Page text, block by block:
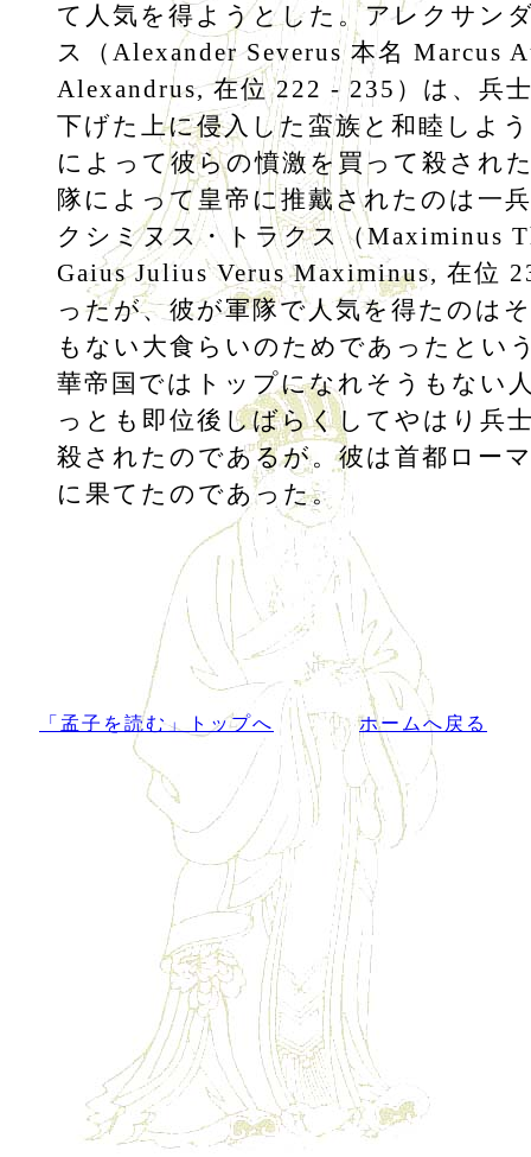
て人気を得ようとした。アレクサン
ス（Alexander Severus 本名 Marcus
Alexandrus, 在位 222 - 235）は、兵
下げた上に侵入した蛮族と和睦しよ
によって彼らの憤激を買って殺され
隊によって皇帝に推戴されたのは一
クシミヌス・トラクス（Maximinus
Gaius Julius Verus Maximinus, 在位
ったが、彼が軍隊で人気を得たのは
もない大食らいのためであったとい
華帝国ではトップになれそうもない
っとも即位後しばらくしてやはり兵
殺されたのであるが。彼は首都ロー
に果てたのであった。
「孟子を読む」トップへ ホームへ戻る